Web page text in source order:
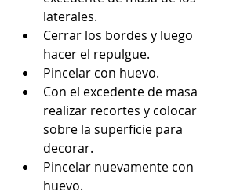
laterales.
Cerrar los bordes y luego
hacer el repulgue.
Pincelar con huevo.
Con el excedente de masa
realizar recortes y colocar
sobre la superficie para
decorar.
Pincelar nuevamente con
huevo.